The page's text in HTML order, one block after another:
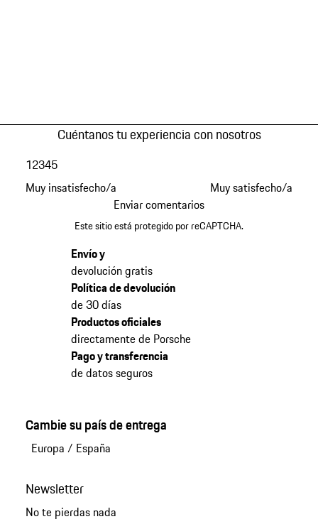
Cuéntanos tu experiencia con nosotros
Muy insatisfecho/a
12345
Muy satisfecho/a
Enviar comentarios
Este sitio está protegido por reCAPTCHA.
Envío y
devolución gratis
Política de devolución
de 30 días
Productos oficiales
directamente de Porsche
Pago y transferencia
de datos seguros
Cambie su país de entrega
Europa / España
Newsletter
No te pierdas nada